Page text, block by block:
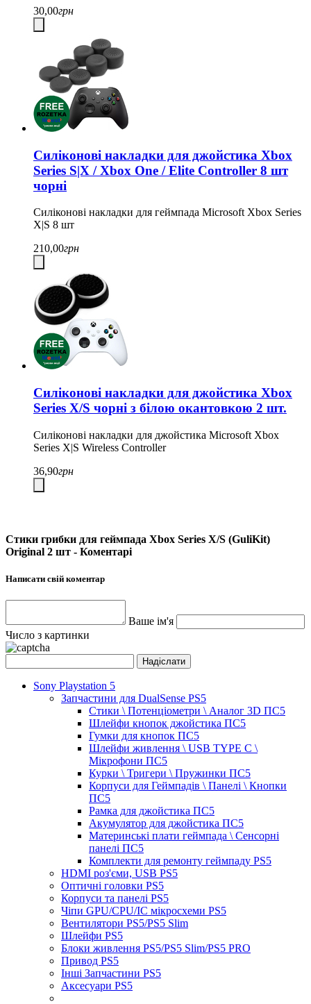
30,00грн
Силіконові накладки для джойстика Xbox
Series S|X / Xbox One / Elite Controller 8 шт
чорні
Силіконові накладки для геймпада Microsoft Xbox Series
X|S 8 шт
210,00грн
Силіконові накладки для джойстика Xbox
Series X/S чорні з білою окантовкою 2 шт.
Силіконові накладки для джойстика Microsoft Xbox
Series X|S Wireless Controller
36,90грн
Стики грибки для геймпада Xbox Series X/S (GuliKit)
Original 2 шт - Коментарі
Написати свій коментар
Ваше ім'я
Число з картинки
Sony Playstation 5
Запчастини для DualSense PS5
Стики \ Потенціометри \ Аналог 3D ПС5
Шлейфи кнопок джойстика ПС5
Гумки для кнопок ПС5
Шлейфи живлення \ USB TYPE C \
Мікрофони ПС5
Курки \ Тригери \ Пружинки ПС5
Корпуси для Геймпадів \ Панелі \ Кнопки
ПС5
Рамка для джойстика ПС5
Акумулятор для джойстика ПС5
Материнські плати геймпада \ Сенсорні
панелі ПС5
Комплекти для ремонту геймпаду PS5
HDMI роз'єми, USB PS5
Оптичні головки PS5
Корпуси та панелі PS5
Чіпи GPU/CPU/IC мікросхеми PS5
Вентилятори PS5/PS5 Slim
Шлейфи PS5
Блоки живлення PS5/PS5 Slim/PS5 PRO
Привод PS5
Інші Запчастини PS5
Аксесуари PS5